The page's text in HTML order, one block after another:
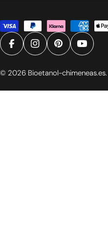
Métodos
de
pagoFacebookInstagramPinterestYouTube
© 2026 Bioetanol-chimeneas.es.